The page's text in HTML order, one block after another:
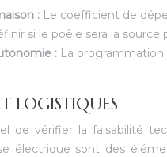
: Le coefficient de
si le poêle sera la
: La
LOGISTIQUES
de vérifier la faisabilité
électrique sont des